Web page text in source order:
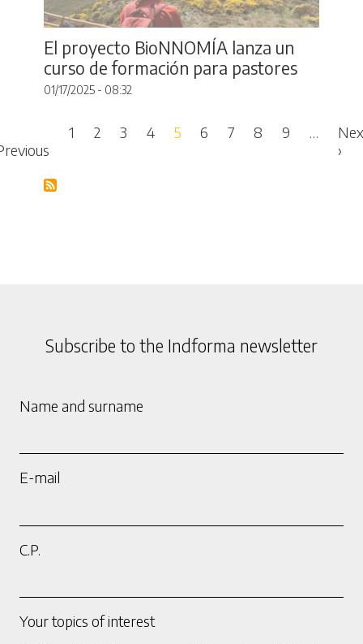
El proyecto BioNNOMÍA lanza un
curso de formación para pastores
01/17/2025 - 08:32
Pagination
page Previous page
1 2 3 4 5 6 7 8 9 …
›
Subscribe to the Indforma newsletter
Name and surname
E-mail
C.P.
Your topics of interest